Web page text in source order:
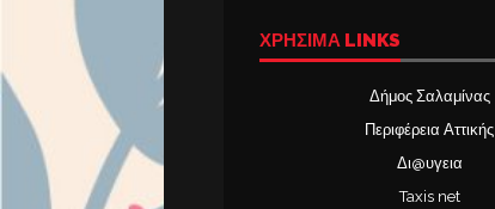
ΧΡΉΣΙΜΑ LINKS
Δήμος Σαλαμίνας
Περιφέρεια Αττικής
Δι@υγεια
Taxis net